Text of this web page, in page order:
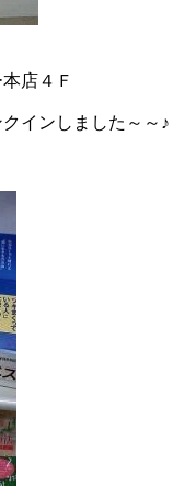
店４Ｆ
インしました～～♪